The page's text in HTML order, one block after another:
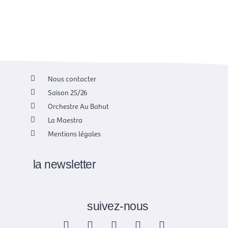
Nous contacter
Saison 25/26
Orchestre Au Bahut
La Maestra
Mentions légales
la newsletter
suivez-nous
F X I Y L